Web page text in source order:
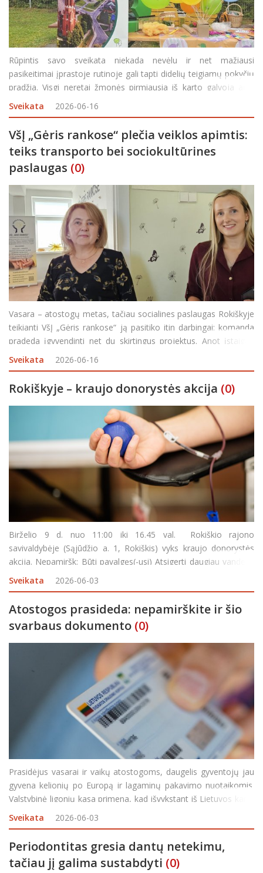
Rūpintis savo sveikata niekada nevėlu ir net mažiausi
pasikeitimai įprastoje rutinoje gali tapti didelių teigiamų pokyčių
pradžia. Visgi neretai žmonės pirmiausia iš karto galvoja apie
rezultatą, dar net nežinodami nuo kuo pradėti. Į pagalbą skuba
Rokiškio rajono savivaldybės Visuomenė
Sveikata 2026-06-16
VšĮ „Gėris rankose“ plečia veiklos apimtis:
teiks transporto bei sociokultūrines
paslaugas (0)
Vasara – atostogų metas, tačiau socialines paslaugas Rokiškyje
teikianti VšĮ „Gėris rankose“ ją pasitiko itin darbingai: komanda
pradeda įgyvendinti net du skirtingus projektus. Anot įstaigos
direktorės Dianos Kietienės, buvo atlikta analizė ir išsiaiški
Sveikata 2026-06-16
Rokiškyje – kraujo donorystės akcija (0)
Birželio 9 d. nuo 11:00 iki 16.45 val. Rokiškio rajono
savivaldybėje (Sąjūdžio a. 1, Rokiškis) vyks kraujo donorystės
akcija. Nepamiršk: Būti pavalgęs(-usi) Atsigerti daugiau vandens
Turėti asmens dokumentą Pietų pertrauka – 13:45–14:1
Sveikata 2026-06-03
Atostogos prasideda: nepamirškite ir šio
svarbaus dokumento (0)
Prasidėjus vasarai ir vaikų atostogoms, daugelis gyventojų jau
gyvena kelionių po Europą ir lagaminų pakavimo nuotaikomis.
Valstybinė ligonių kasa primena, kad išvykstant iš Lietuvos kartu
su pasu ar asmens tapatybės kortele būtina pasiimti dar vieną
svarbų dokumentą – Europos sv
Sveikata 2026-06-03
Periodontitas gresia dantų netekimu,
tačiau jį galima sustabdyti (0)